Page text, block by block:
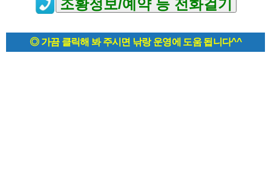
◎ 가끔 클릭해 봐 주시면 낚랑 운영에 도움 됩니다^^